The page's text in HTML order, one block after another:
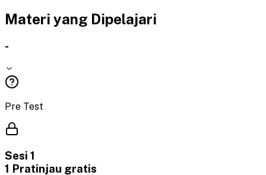
Materi yang Dipelajari
-
Pre Test
Sesi 1
1 Pratinjau gratis